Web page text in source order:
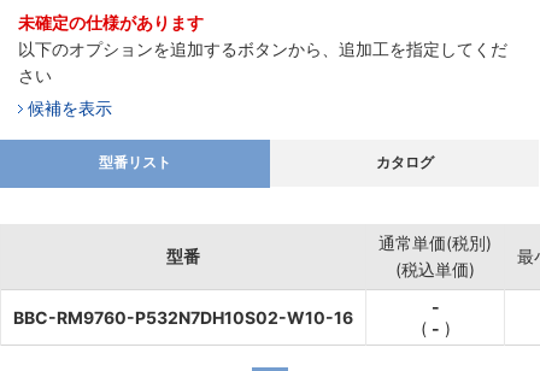
未確定の仕様があります
以下のオプションを追加するボタンから、追加工を指定してくだ
さい
候補を表示
型番リスト カタログ
型番
通常単価(税別)
(税込単価)
最
BBC-RM9760-P532N7DH10S02-W10-16
-
( - )